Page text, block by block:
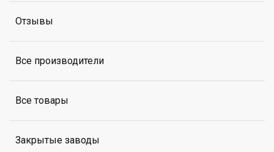
Отзывы
Все производители
Все товары
Закрытые заводы